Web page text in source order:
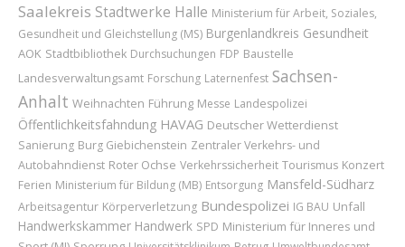
Saalekreis Stadtwerke Halle Ministerium für Arbeit, Soziales,
Gesundheit und Gleichstellung (MS) Burgenlandkreis Gesundheit
AOK Stadtbibliothek Durchsuchungen FDP Baustelle
Landesverwaltungsamt Forschung Laternenfest Sachsen-
Anhalt Weihnachten Führung Messe Landespolizei
Öffentlichkeitsfahndung HAVAG Deutscher Wetterdienst
Sanierung Burg Giebichenstein Zentraler Verkehrs- und
Autobahndienst Roter Ochse Verkehrssicherheit Tourismus Konzert
Ferien Ministerium für Bildung (MB) Entsorgung Mansfeld-Südharz
Arbeitsagentur Körperverletzung Bundespolizei IG BAU Unfall
Handwerkskammer Handwerk SPD Ministerium für Inneres und